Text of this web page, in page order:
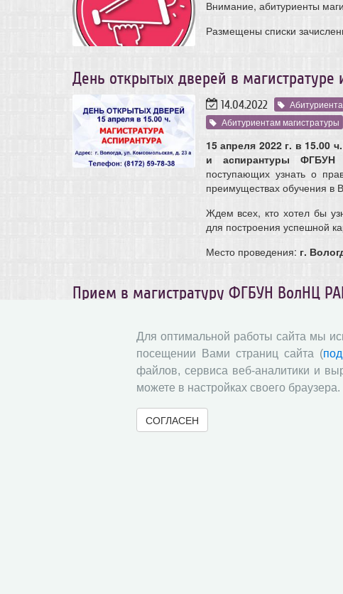
Внимание, абитуриенты
Размещены списки
День открытых дверей в магистратуре
14.04.2022
Абитуриентам магистратуры
15 апреля 2022 г. в 15.00
и аспирантуры
поступающих узнать о
преимуществах обучения в
Ждем всех, кто хотел бы
для построения успешной
Место проведения: г.
Прием в магистратуру ФГБУН ВолНЦ
В данном разделе
магистратуру ФГБУН ВолНЦ
Зачисление в магистратуру ФГБУН
Для оптимальной работы сайта мы
посещении Вами страниц сайта (
файлов, сервиса веб-аналитики и
можете в настройках своего браузера.
СОГЛАСЕН